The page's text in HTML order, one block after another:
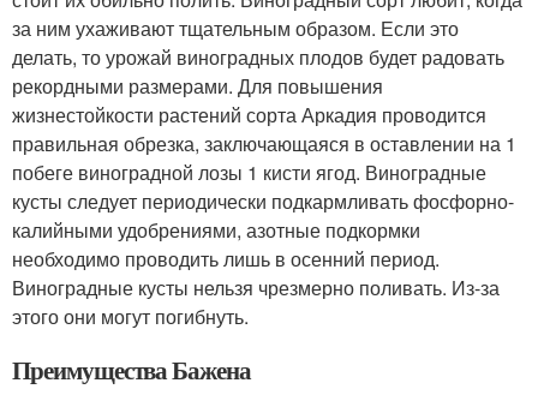
за ним ухаживают тщательным образом. Если это
делать, то урожай виноградных плодов будет радовать
рекордными размерами. Для повышения
жизнестойкости растений сорта Аркадия проводится
правильная обрезка, заключающаяся в оставлении на 1
побеге виноградной лозы 1 кисти ягод. Виноградные
кусты следует периодически подкармливать фосфорно-
калийными удобрениями, азотные подкормки
необходимо проводить лишь в осенний период.
Виноградные кусты нельзя чрезмерно поливать. Из-за
этого они могут погибнуть.
Преимущества Бажена